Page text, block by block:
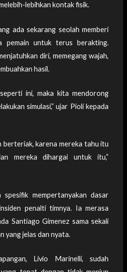
lebihkan kontak fisik.
ada sekarang seolah memberi
pemain untuk terus berakting.
diri, memegang wajah,
hasil.
ini, maka kita mendorong
simulasi,” ujar Pioli kepada
berteriak, karena mereka tahu itu
mereka dihargai untuk itu,”
spesifik mempertanyakan dasar
penalti timnya. Ia merasa
Santiago Gimenez sama sekali
yang jelas dan nyata.
Livio Marinelli, sudah